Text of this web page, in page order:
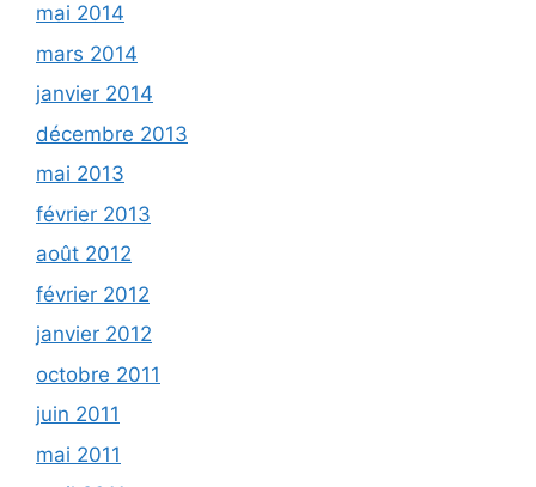
mai 2014
mars 2014
janvier 2014
décembre 2013
mai 2013
février 2013
août 2012
février 2012
janvier 2012
octobre 2011
juin 2011
mai 2011